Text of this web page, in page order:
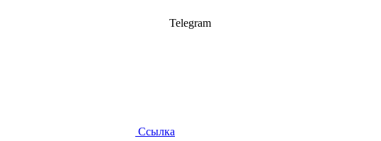
Telegram
Ссылка